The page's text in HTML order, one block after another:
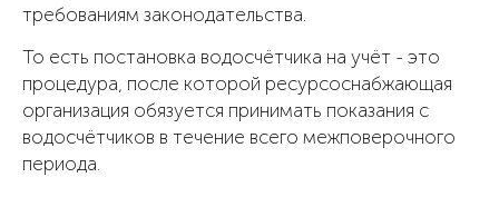
требованиям законодательства.
То есть постановка водосчётчика на учёт - это
процедура, после которой ресурсоснабжающая
организация обязуется принимать показания с
водосчётчиков в течение всего межповерочного
периода.